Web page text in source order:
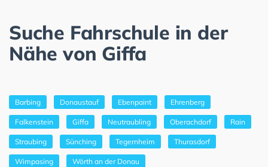
Suche Fahrschule in der
Nähe von Giffa
Barbing Donaustauf Ebenpaint Ehrenberg
Falkenstein Giffa Neutraubling Oberachdorf Rain
Straubing Sünching Tegernheim Thurasdorf
Wimpasing Wörth an der Donau